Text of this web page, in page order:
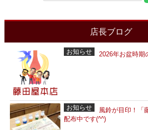
店長ブログ
お知らせ 2026年お盆時期
お知らせ
風鈴が目印！「
配布中です(^^)